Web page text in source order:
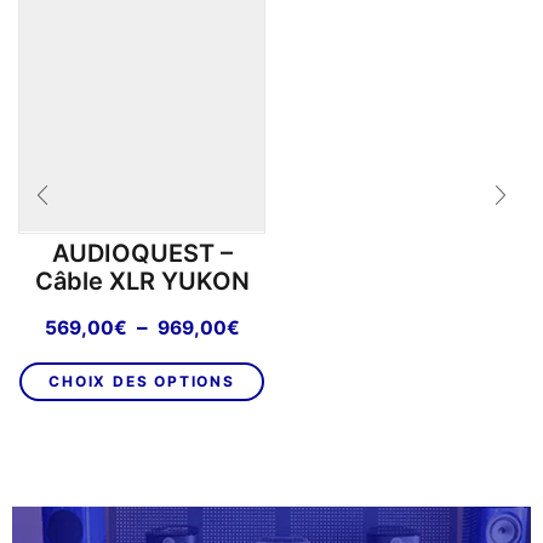
AUDIOQUEST –
Câble XLR YUKON
569,00€ – 969,00€Plage
prix :
569,00€
CHOIX DES OPTIONS
produit
Les